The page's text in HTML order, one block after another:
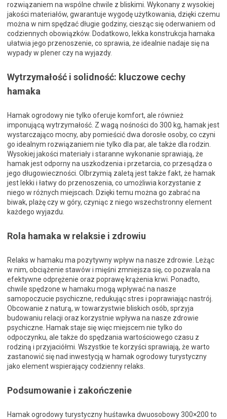
rozwiązaniem na wspólne chwile z bliskimi. Wykonany z wysokiej
jakości materiałów, gwarantuje wygodę użytkowania, dzięki czemu
można w nim spędzać długie godziny, ciesząc się oderwaniem od
codziennych obowiązków. Dodatkowo, lekka konstrukcja hamaka
ułatwia jego przenoszenie, co sprawia, że idealnie nadaje się na
wypady w plener czy na wyjazdy.
Wytrzymałość i solidność: kluczowe cechy
hamaka
Hamak ogrodowy nie tylko oferuje komfort, ale również
imponującą wytrzymałość. Z wagą nośności do 300 kg, hamak jest
wystarczająco mocny, aby pomieścić dwa dorosłe osoby, co czyni
go idealnym rozwiązaniem nie tylko dla par, ale także dla rodzin.
Wysokiej jakości materiały i staranne wykonanie sprawiają, że
hamak jest odporny na uszkodzenia i przetarcia, co przesądza o
jego długowieczności. Olbrzymią zaletą jest także fakt, że hamak
jest lekki i łatwy do przenoszenia, co umożliwia korzystanie z
niego w różnych miejscach. Dzięki temu można go zabrać na
biwak, plażę czy w góry, czyniąc z niego wszechstronny element
każdego wyjazdu.
Rola hamaka w relaksie i zdrowiu
Relaks w hamaku ma pozytywny wpływ na nasze zdrowie. Leżąc
w nim, obciążenie stawów i mięśni zmniejsza się, co pozwala na
efektywne odprężenie oraz poprawę krążenia krwi. Ponadto,
chwile spędzone w hamaku mogą wpływać na nasze
samopoczucie psychiczne, redukując stres i poprawiając nastrój.
Obcowanie z naturą, w towarzystwie bliskich osób, sprzyja
budowaniu relacji oraz korzystnie wpływa na nasze zdrowie
psychiczne. Hamak staje się więc miejscem nie tylko do
odpoczynku, ale także do spędzania wartościowego czasu z
rodziną i przyjaciółmi. Wszystkie te korzyści sprawiają, że warto
zastanowić się nad inwestycją w hamak ogrodowy turystyczny
jako element wspierający codzienny relaks.
Podsumowanie i zakończenie
Hamak ogrodowy turystyczny huśtawka dwuosobowy 300×200 to